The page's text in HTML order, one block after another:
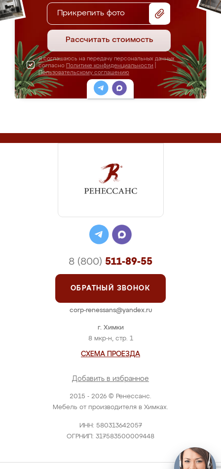
Прикрепить фото
Рассчитать стоимость
Я соглашаюсь на передачу персональных данных
согласно Политике конфиденциальности
Пользовательскому соглашению
2015 - 2026 © Ренессанс.
Мебель от производителя в Химках.
ИНН: 580313642057
ОГРНИП: 317583500009448
г. Химки
8 мкр-н, стр. 1
СХЕМА ПРОЕЗДА
Добавить в избранное
8 (800) 511-89-55
ОБРАТНЫЙ ЗВОНОК
corp-renessans@yandex.ru